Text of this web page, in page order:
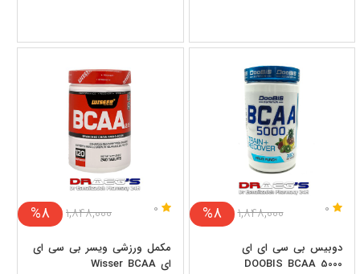
0
%8 ۱,۸۴۸,۰۰۰
دوبیس بی سی ای ای
DOOBIS BCAA 5000
0
%8 ۱,۸۴۸,۰۰۰
مکمل ورزشی ویسر بی سی ای
ای Wisser BCAA